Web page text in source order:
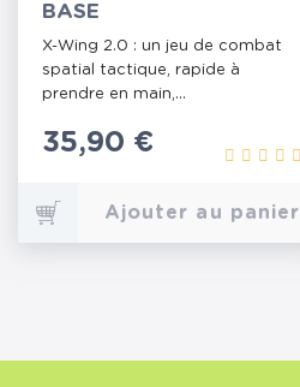
BASE
X-Wing 2.0 : un jeu de combat
spatial tactique, rapide à
prendre en main,...
Prix
35,90 €
Ajouter au panier